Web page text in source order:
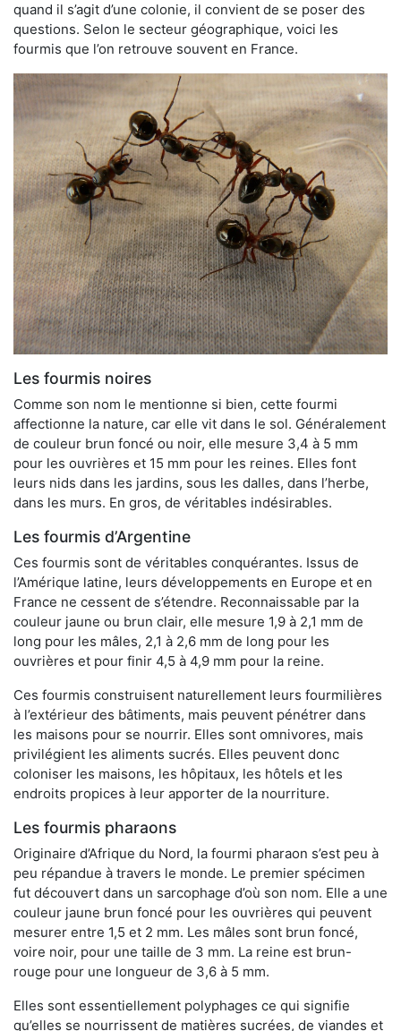
quand il s’agit d’une colonie, il convient de se poser des
questions. Selon le secteur géographique, voici les
fourmis que l’on retrouve souvent en France.
Les fourmis noires
Comme son nom le mentionne si bien, cette fourmi
affectionne la nature, car elle vit dans le sol. Généralement
de couleur brun foncé ou noir, elle mesure 3,4 à 5 mm
pour les ouvrières et 15 mm pour les reines. Elles font
leurs nids dans les jardins, sous les dalles, dans l’herbe,
dans les murs. En gros, de véritables indésirables.
Les fourmis d’Argentine
Ces fourmis sont de véritables conquérantes. Issus de
l’Amérique latine, leurs développements en Europe et en
France ne cessent de s’étendre. Reconnaissable par la
couleur jaune ou brun clair, elle mesure 1,9 à 2,1 mm de
long pour les mâles, 2,1 à 2,6 mm de long pour les
ouvrières et pour finir 4,5 à 4,9 mm pour la reine.
Ces fourmis construisent naturellement leurs fourmilières
à l’extérieur des bâtiments, mais peuvent pénétrer dans
les maisons pour se nourrir. Elles sont omnivores, mais
privilégient les aliments sucrés. Elles peuvent donc
coloniser les maisons, les hôpitaux, les hôtels et les
endroits propices à leur apporter de la nourriture.
Les fourmis pharaons
Originaire d’Afrique du Nord, la fourmi pharaon s’est peu à
peu répandue à travers le monde. Le premier spécimen
fut découvert dans un sarcophage d’où son nom. Elle a une
couleur jaune brun foncé pour les ouvrières qui peuvent
mesurer entre 1,5 et 2 mm. Les mâles sont brun foncé,
voire noir, pour une taille de 3 mm. La reine est brun-
rouge pour une longueur de 3,6 à 5 mm.
Elles sont essentiellement polyphages ce qui signifie
qu’elles se nourrissent de matières sucrées, de viandes et